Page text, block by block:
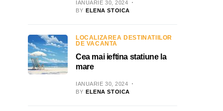
IANUARIE 30, 2024
BY ELENA STOICA
LOCALIZAREA DESTINATIILOR
DE VACANTA
Cea mai ieftina statiune la
mare
IANUARIE 30, 2024
BY ELENA STOICA